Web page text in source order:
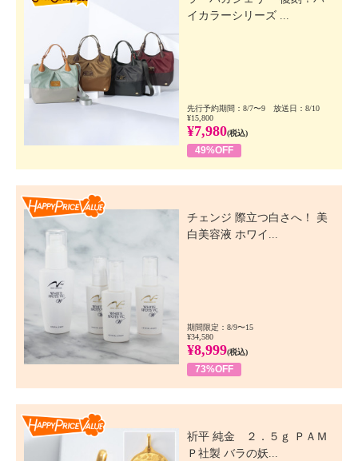
イカラーシリーズ ...
先行予約期間：8/7〜9 放送日：8/10
¥15,800
¥7,980(税込)
49%OFF
チェンジ 際立つ白さへ！ 美
白美容液 ホワイ...
期間限定：8/9〜15
¥34,580
¥8,999(税込)
73%OFF
祈平 純金 ２．５ｇ ＰＡＭ
Ｐ社製 バラの妖...